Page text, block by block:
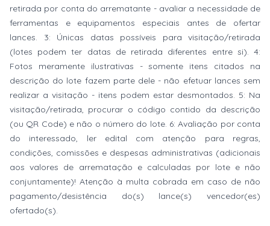
retirada por conta do arrematante - avaliar a necessidade de
ferramentas e equipamentos especiais antes de ofertar
lances. 3: Únicas datas possíveis para visitação/retirada
(lotes podem ter datas de retirada diferentes entre si). 4:
Fotos meramente ilustrativas - somente itens citados na
descrição do lote fazem parte dele - não efetuar lances sem
realizar a visitação - itens podem estar desmontados. 5: Na
visitação/retirada, procurar o código contido da descrição
(ou QR Code) e não o número do lote. 6: Avaliação por conta
do interessado, ler edital com atenção para regras,
condições, comissões e despesas administrativas (adicionais
aos valores de arrematação e calculadas por lote e não
conjuntamente)! Atenção à multa cobrada em caso de não
pagamento/desistência do(s) lance(s) vencedor(es)
ofertado(s).